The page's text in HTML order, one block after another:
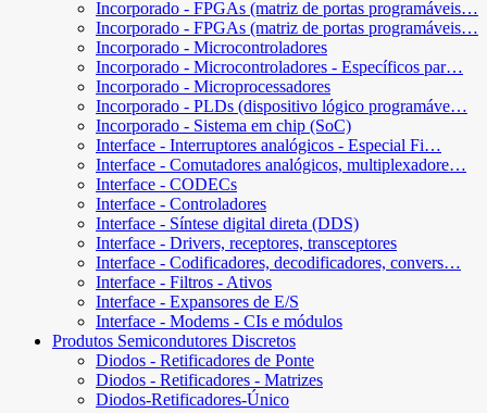
Incorporado - FPGAs (matriz de portas programáveis…
Incorporado - FPGAs (matriz de portas programáveis…
Incorporado - Microcontroladores
Incorporado - Microcontroladores - Específicos par…
Incorporado - Microprocessadores
Incorporado - PLDs (dispositivo lógico programáve…
Incorporado - Sistema em chip (SoC)
Interface - Interruptores analógicos - Especial Fi…
Interface - Comutadores analógicos, multiplexadore…
Interface - CODECs
Interface - Controladores
Interface - Síntese digital direta (DDS)
Interface - Drivers, receptores, transceptores
Interface - Codificadores, decodificadores, convers…
Interface - Filtros - Ativos
Interface - Expansores de E/S
Interface - Modems - CIs e módulos
Produtos Semicondutores Discretos
Diodos - Retificadores de Ponte
Diodos - Retificadores - Matrizes
Diodos-Retificadores-Único